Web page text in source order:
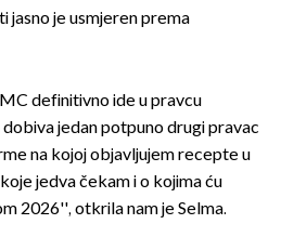
jasno je usmjeren prema
definitivno ide u pravcu
jedan potpuno drugi pravac
na kojoj objavljujem recepte u
jedva čekam i o kojima ću
2026'', otkrila nam je Selma.